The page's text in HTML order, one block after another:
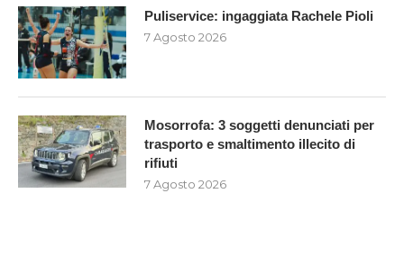
Puliservice: ingaggiata Rachele Pioli
7 Agosto 2026
Mosorrofa: 3 soggetti denunciati per
trasporto e smaltimento illecito di
rifiuti
7 Agosto 2026